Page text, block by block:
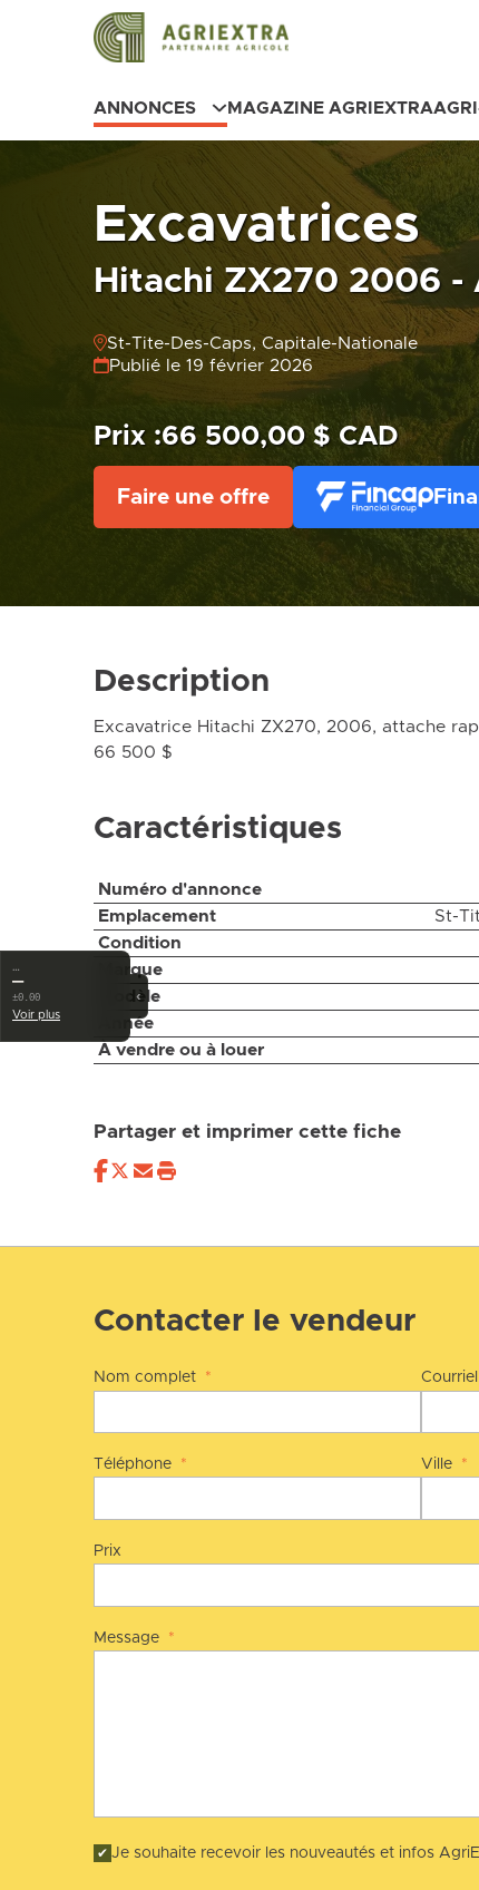
ANNONCES MAGAZINE AGRIEXTRA
Excavatrices
Hitachi ZX270 2006 -
St-Tite-Des-Caps, Capitale-Nationale
Publié le 19 février 2026
Prix :66 500,00 $ CAD
Faire une offre
Description
Excavatrice Hitachi ZX270, 2006, attache
66 500 $
Caractéristiques
Numéro d'annonce
Emplacement
St-
Condition
Marque
Modèle
Année
À vendre ou à louer
Partager et imprimer cette fiche
Contacter le vendeur
Nom complet * Courriel
Téléphone * Ville *
Prix
Message *
Je souhaite recevoir les nouveautés et infos
‹
…
—
±0.00
Voir plus